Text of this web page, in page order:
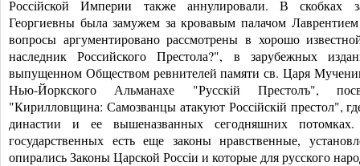
Россiйской Империи также аннулировали. В скобках
Георгиевны была замужем за кровавым палачом
вопросы аргументировано рассмотрены в хорошо
наследник Российского Престола?", в зарубежных
выпущенном Обществом ревнителей памяти св. Царя
Нью-Йоркского Альманахе "Русскiй Престолъ",
"Кирилловщина: Самозванцы атакуют Россiйскiй престол",
династии и ее вышеназванных сегодняшних
государственных есть еще законы нравственные,
опирались Законы Царской Россiи и которые для русского